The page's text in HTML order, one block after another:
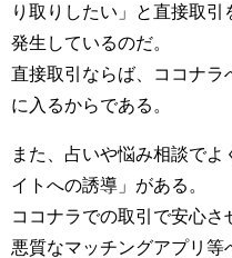
り取りしたい」と直接取引
発生しているのだ。
直接取引ならば、ココナラ
に入るからである。
また、占いや悩み相談で
イトへの誘導」がある。
ココナラでの取引で安心
悪質なマッチングアプリ